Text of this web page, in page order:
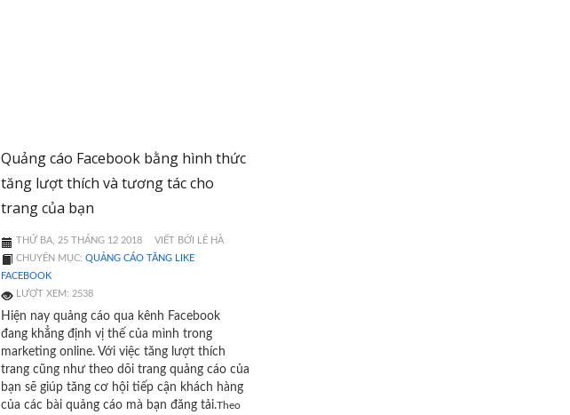
Quảng cáo Facebook bằng hình thức
tăng lượt thích và tương tác cho
trang của bạn
THỨ BA, 25 THÁNG 12 2018
VIẾT BỞI LÊ HÀ
CHUYÊN MỤC: QUẢNG CÁO TĂNG LIKE
FACEBOOK
LƯỢT XEM: 2538
Hiện nay quảng cáo qua kênh Facebook
đang khẳng định vị thế của mình trong
marketing online. Với việc tăng lượt thích
trang cũng như theo dõi trang quảng cáo của
bạn sẽ giúp tăng cơ hội tiếp cận khách hàng
của các bài quảng cáo mà bạn đăng tải.Theo